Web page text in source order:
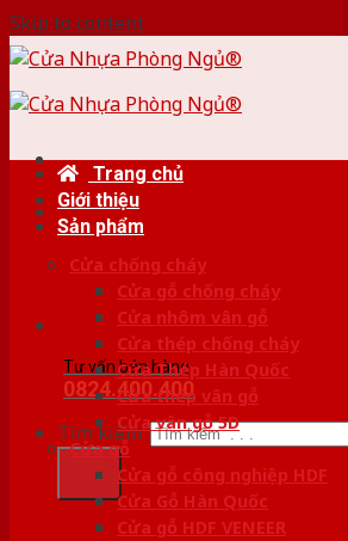
Skip to content
Tư vấn bán hàng
0824.400.400
Tìm kiếm:
Trang chủ
Giới thiệu
Sản phẩm
Cửa chống cháy
Cửa gỗ chống cháy
Cửa nhôm vân gỗ
Cửa thép chống cháy
Cửa Thép Hàn Quốc
Cửa thép vân gỗ
Cửa vân gỗ 5D
Cửa gỗ
Cửa gỗ công nghiệp HDF
Cửa Gỗ Hàn Quốc
Cửa gỗ HDF VENEER